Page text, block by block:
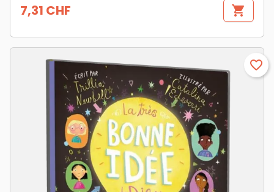
Prix
7,31 CHF shopping_cart
favorite_border